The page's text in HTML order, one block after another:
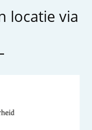
locatie via